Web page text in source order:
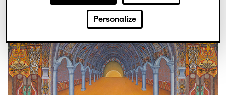
Personalize